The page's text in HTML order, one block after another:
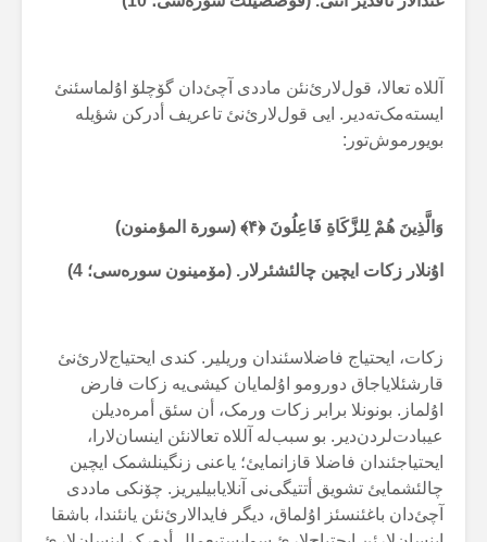
آللاە تعالا، قول‌لارئ‌نئن ماددی آچئ‌دان گۆچلۆ اۇلماسئنئ
ایستەمک‌تەدیر. ایی قول‌لارئ‌نئ تاعریف أدرکن شؤیلە
بویورموش‌تور:
وَالَّذِينَ هُمْ لِلزَّكَاةِ فَاعِلُونَ ﴿۴﴾ (سورة المؤمنون)
اۇنلار زکات ایچین چالئشئرلار. (مۆمینون سورەسی؛ 4)
زکات، ایحتیاج فاضلاسئندان وریلیر. کندی ایحتیاج‌لارئ‌نئ
قارشئلایاجاق دورومو اۇلمایان کیشی‌یە زکات فارض
اۇلماز. بونونلا برابر زکات ورمک، أن سئق أمرەدیلن
عیبادت‌لردن‌دیر. بو سبب‌لە آللاە تعالانئن اینسان‌لارا،
ایحتیاجئندان فاضلا قازانمایئ؛ یاعنی زنگینلشمک ایچین
چالئشمایئ تشویق أتتیگی‌نی آنلایابیلیریز. چۆنکی ماددی
آچئ‌دان باغئنسئز اۇلماق، دیگر فایدالارئ‌نئن یانئندا، باشقا